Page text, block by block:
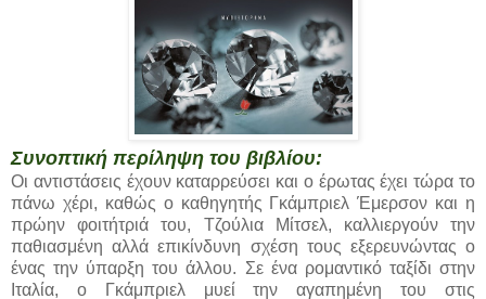
Συνοπτική περίληψη του βιβλίου:
Οι αντιστάσεις έχουν καταρρεύσει και ο έρωτας έχει τώρα το
πάνω χέρι, καθώς ο καθηγητής Γκάμπριελ Έμερσον και η
πρώην φοιτήτριά του, Τζούλια Μίτσελ, καλλιεργούν την
παθιασμένη αλλά επικίνδυνη σχέση τους εξερευνώντας ο
ένας την ύπαρξη του άλλου. Σε ένα ρομαντικό ταξίδι στην
Ιταλία, ο Γκάμπριελ μυεί την αγαπημένη του στις